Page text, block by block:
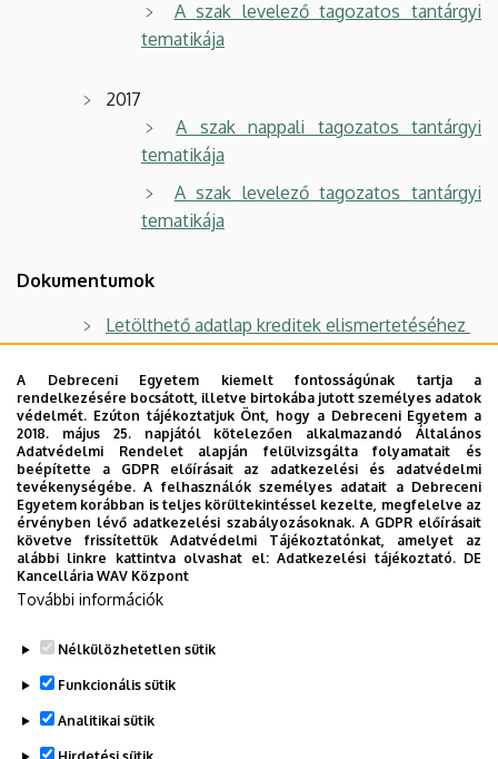
A szak levelező tagozatos tantárgyi
tematikája
2017
A szak nappali tagozatos tantárgyi
tematikája
A szak levelező tagozatos tantárgyi
tematikája
Dokumentumok
Letölthető adatlap kreditek elismertetéséhez
ajánlott irodalom
Témaválasztó űrlap felvételi elbeszélgetéshez
A szak felvételi statisztikái
Hasznos linkek a szakkal kapcsolatban
Könyvtár
Legutóbbi frissítés: 2026. 07. 20. 13:50
A Debreceni Egyetem kiemelt fontosságúnak tartja a
rendelkezésére bocsátott, illetve birtokába jutott személyes adatok
védelmét. Ezúton tájékoztatjuk Önt, hogy a Debreceni Egyetem a
2018. május 25. napjától kötelezően alkalmazandó Általános
Adatvédelmi Rendelet alapján felülvizsgálta folyamatait és
beépítette a GDPR előírásait az adatkezelési és adatvédelmi
tevékenységébe. A felhasználók személyes adatait a Debreceni
Egyetem korábban is teljes körültekintéssel kezelte, megfelelve az
érvényben lévő adatkezelési szabályozásoknak. A GDPR előírásait
követve frissítettük Adatvédelmi Tájékoztatónkat, amelyet az
alábbi linkre kattintva olvashat el:Adatkezelési tájékoztató. DE
Kancellária WAV Központ
További információk
Nélkülözhetetlen sütik
Funkcionális sütik
Analitikai sütik